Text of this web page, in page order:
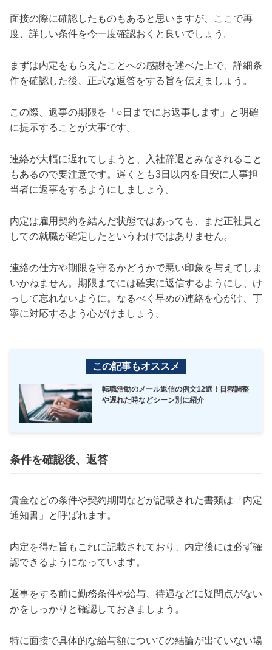
面接の際に確認したものもあると思いますが、ここで再
度、詳しい条件を今一度確認おくと良いでしょう。
まずは内定をもらえたことへの感謝を述べた上で、詳細条
件を確認した後、正式な返答をする旨を伝えましょう。
この際、返事の期限を「○日までにお返事します」と明確
に提示することが大事です。
連絡が大幅に遅れてしまうと、入社辞退とみなされること
もあるので要注意です。遅くとも3日以内を目安に人事担
当者に返事をするようにしましょう。
内定は雇用契約を結んだ状態ではあっても、まだ正社員と
しての就職が確定したというわけではありません。
連絡の仕方や期限を守るかどうかで悪い印象を与えてしま
いかねません。期限までには確実に返信するようにし、け
っして忘れないように。なるべく早めの連絡を心がけ、丁
寧に対応するよう心がけましょう。
この記事もオススメ
転職活動のメール返信の例文12選！日程調整
や遅れた時などシーン別に紹介
条件を確認後、返答
賃金などの条件や契約期間などが記載された書類は「内定
通知書」と呼ばれます。
内定を得た旨もこれに記載されており、内定後には必ず確
認できるようになっています。
返事をする前に勤務条件や給与、待遇などに疑問点がない
かをしっかりと確認しておきましょう。
特に面接で具体的な給与額についての結論が出ていない場